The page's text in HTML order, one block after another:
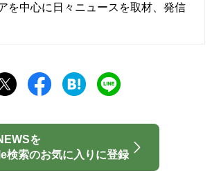
を中心に日々ニュースを取材、発信
を
検索のお気に入りに登録